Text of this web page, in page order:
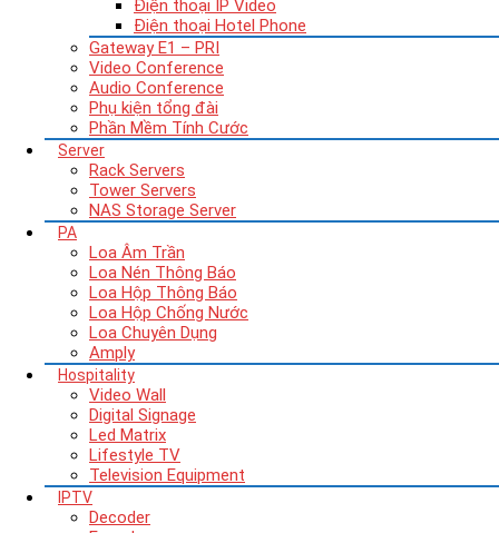
Điện thoại IP Video
Điện thoại Hotel Phone
Gateway E1 – PRI
Video Conference
Audio Conference
Phụ kiện tổng đài
Phần Mềm Tính Cước
Server
Rack Servers
Tower Servers
NAS Storage Server
PA
Loa Âm Trần
Loa Nén Thông Báo
Loa Hộp Thông Báo
Loa Hộp Chống Nước
Loa Chuyên Dụng
Amply
Hospitality
Video Wall
Digital Signage
Led Matrix
Lifestyle TV
Television Equipment
IPTV
Decoder